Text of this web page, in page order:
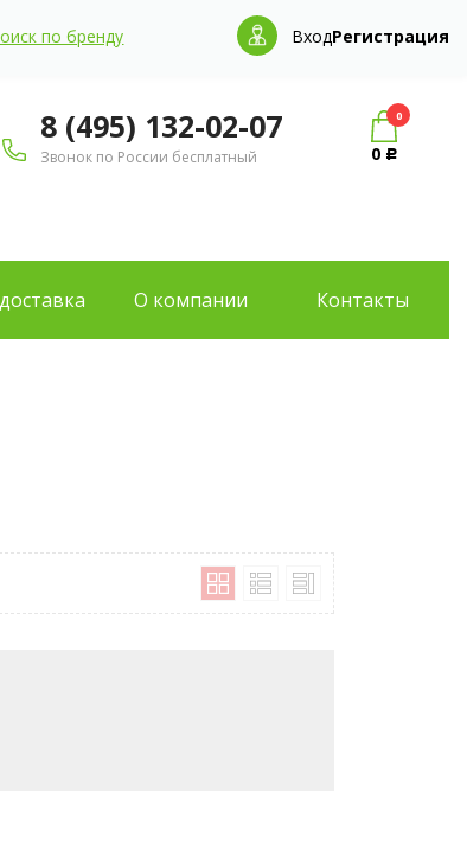
по бренду ВходРегистрация
8 (495) 132-02-07
Звонок по России бесплатный
0
0 Р
О компании Контакты